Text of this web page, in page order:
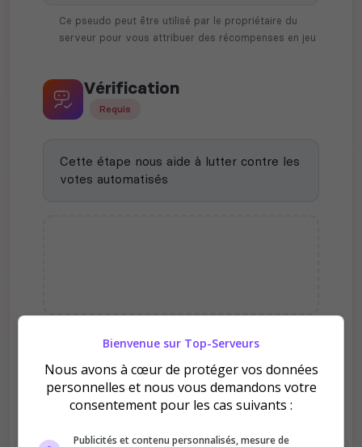
Ce pseudo peut être utilisé par le propriétaire du
serveur pour vous attribuer des récompenses en jeu
Vérification
Requis
Cette étape nous aide à lutter contre les
votes automatisés
Pourquoi voter pour
Avernity RP / Start 50k /
Entreprise à reprendre /
Mapping inédit ?
Bienvenue sur Top-Serveurs
Nous avons à cœur de protéger vos données
personnelles et nous vous demandons votre
consentement pour les cas suivants :
Publicités et contenu personnalisés, mesure de